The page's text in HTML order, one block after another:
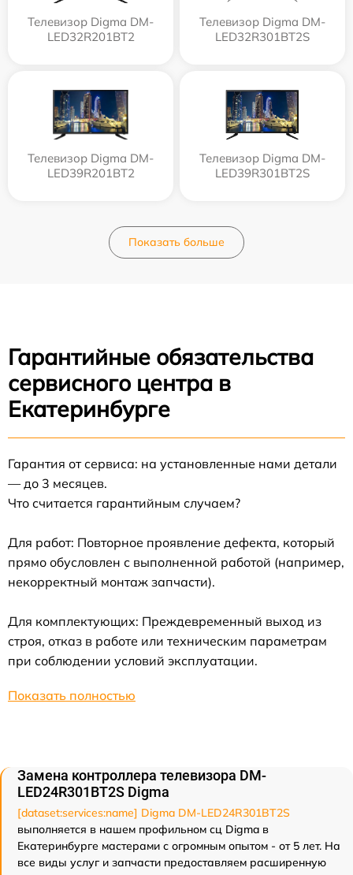
Телевизор Digma DM-
LED32R201BT2
Телевизор Digma DM-
LED32R301BT2S
Телевизор Digma DM-
LED39R201BT2
Телевизор Digma DM-
LED39R301BT2S
Показать больше
Гарантийные обязательства
сервисного центра в
Екатеринбурге
Гарантия от сервиса: на установленные нами детали
— до 3 месяцев.
Что считается гарантийным случаем?
Для работ: Повторное проявление дефекта, который
прямо обусловлен с выполненной работой (например,
некорректный монтаж запчасти).
Для комплектующих: Преждевременный выход из
строя, отказ в работе или техническим параметрам
при соблюдении условий эксплуатации.
Показать полностью
Замена контроллера телевизора DM-
LED24R301BT2S Digma
[dataset:services:name] Digma DM-LED24R301BT2S
выполняется в нашем профильном сц Digma в
Екатеринбурге мастерами с огромным опытом - от 5 лет. На
все виды услуг и запчасти предоставляем расширенную